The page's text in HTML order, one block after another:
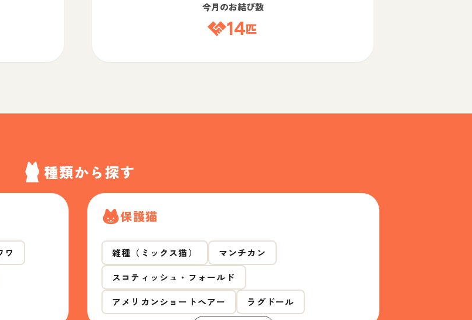
今月のお結び数
14匹
種類から探す
ワ
保護猫
雑種（ミックス猫）
マンチカン
スコティッシュ・フォールド
アメリカンショートヘアー
ラグドール